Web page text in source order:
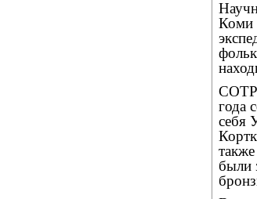
Коми
года
себя
были